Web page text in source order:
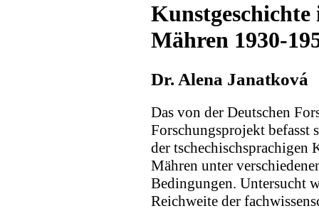
Mähren 1930-
Dr. Alena Janatková
Das von der Deutschen
Forschungsprojekt befasst
der tschechischsprachigen
Mähren unter
Bedingungen. Untersucht
Reichweite der